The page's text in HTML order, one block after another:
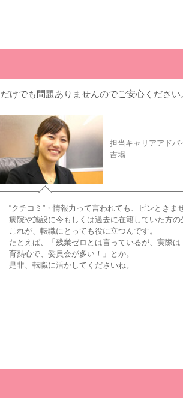
けでも問題ありませんのでご安心ください
担当キャリアアドバ
吉場
“クチコミ”・情報力って言われても、ピンときま
病院や施設に今もしくは過去に在籍していた方
これが、転職にとっても役に立つんです。
たとえば、「残業ゼロとは言っているが、実際
育熱心で、委員会が多い！」とか。
是非、転職に活かしてくださいね。